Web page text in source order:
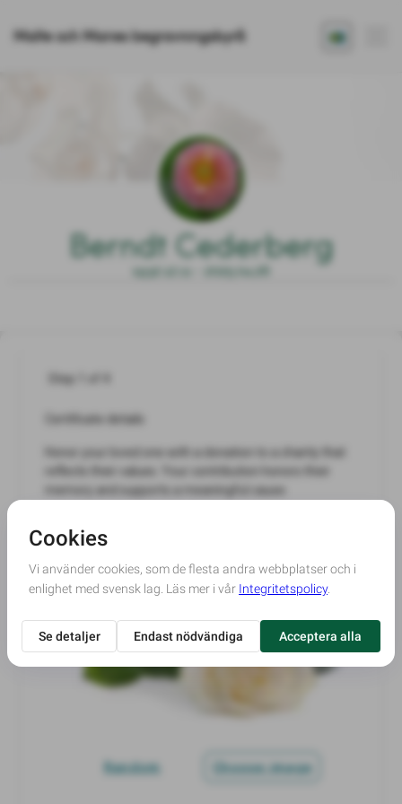
Malte och Maries begravningsbyrå
Berndt Cederberg
1932.12.11 - 2025.04.26